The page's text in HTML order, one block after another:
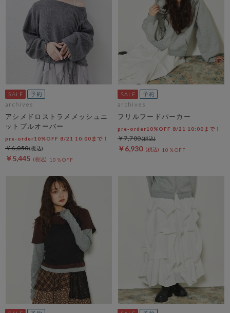
archives
アシメドロストラメメッシュニ
ットプルオーバー
pre-order10%OFF 8/21 10:00まで！
￥5,445 10％OFF
￥6,050
archives
フリルフードパーカー
pre-order10%OFF 8/21 10:00まで！
￥6,930 10％OFF
￥7,700